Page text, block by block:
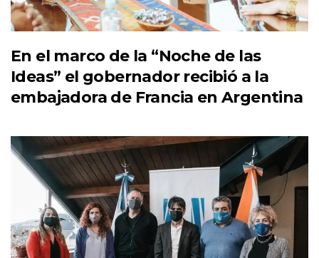
En el marco de la “Noche de las
Ideas” el gobernador recibió a la
embajadora de Francia en Argentina